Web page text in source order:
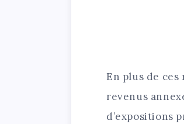
En plus de
revenus
d’expositions